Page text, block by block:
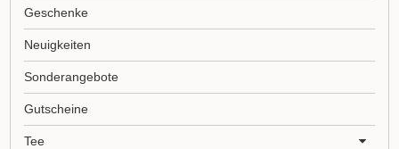
Geschenke
Neuigkeiten
Sonderangebote
Gutscheine
Tee